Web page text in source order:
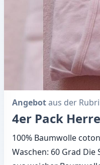
Angebotaus der
4er Pack
100% Baumwolle
Waschen: 60 Grad